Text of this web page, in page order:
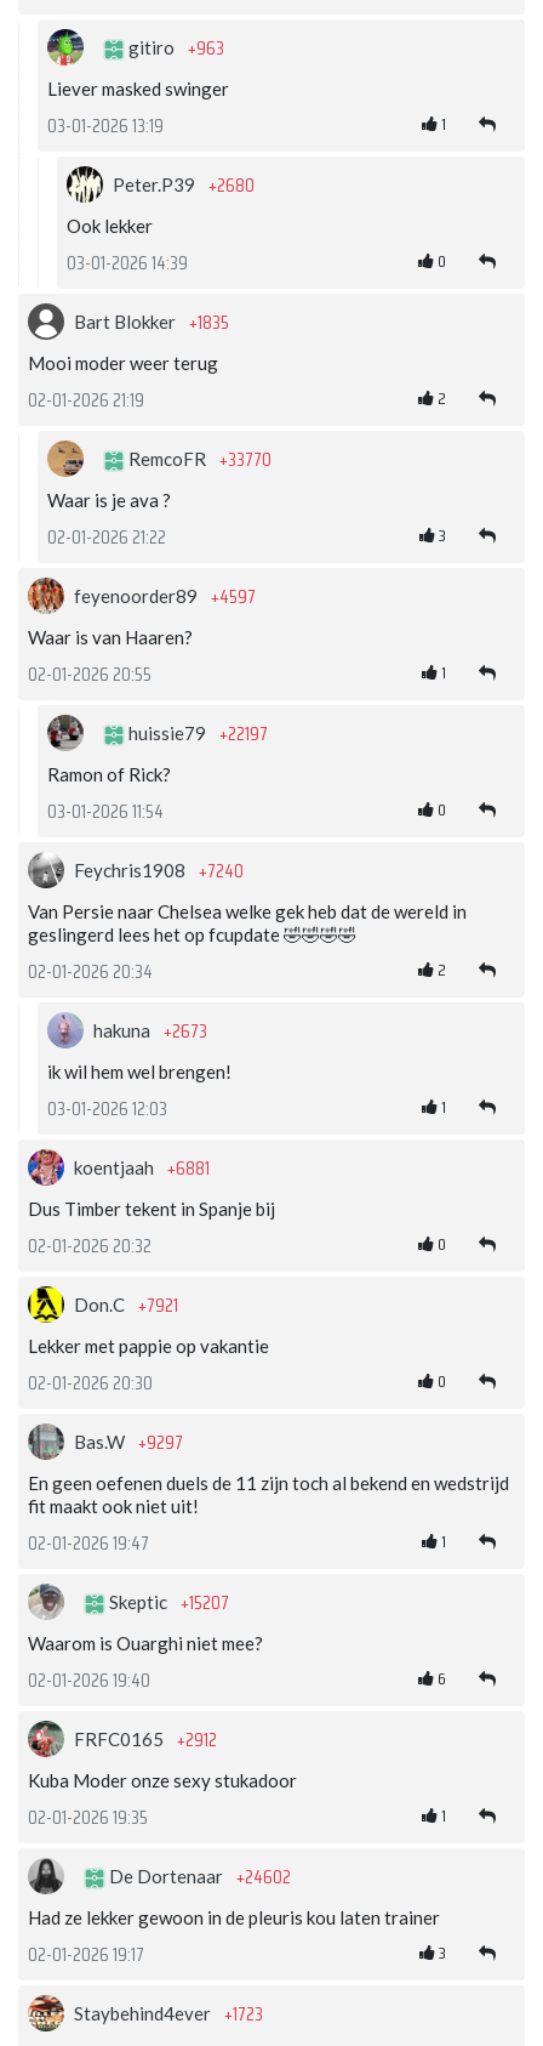
gitiro +963
Liever masked swinger
03-01-2026 13:19 1
Peter.P39 +2680
Ook lekker
03-01-2026 14:39 0
Bart Blokker +1835
Mooi moder weer terug
02-01-2026 21:19 2
RemcoFR +33770
Waar is je ava ?
02-01-2026 21:22 3
feyenoorder89 +4597
Waar is van Haaren?
02-01-2026 20:55 1
huissie79 +22197
Ramon of Rick?
03-01-2026 11:54 0
Feychris1908 +7240
Van Persie naar Chelsea welke gek heb dat de wereld in
geslingerd lees het op fcupdate 🤣🤣🤣🤣
02-01-2026 20:34 2
hakuna +2673
ik wil hem wel brengen!
03-01-2026 12:03 1
koentjaah +6881
Dus Timber tekent in Spanje bij
02-01-2026 20:32 0
Don.C +7921
Lekker met pappie op vakantie
02-01-2026 20:30 0
Bas.W +9297
En geen oefenen duels de 11 zijn toch al bekend en wedstrijd
fit maakt ook niet uit!
02-01-2026 19:47 1
Skeptic +15207
Waarom is Ouarghi niet mee?
02-01-2026 19:40 6
FRFC0165 +2912
Kuba Moder onze sexy stukadoor
02-01-2026 19:35 1
De Dortenaar +24602
Had ze lekker gewoon in de pleuris kou laten trainer
02-01-2026 19:17 3
Staybehind4ever +1723